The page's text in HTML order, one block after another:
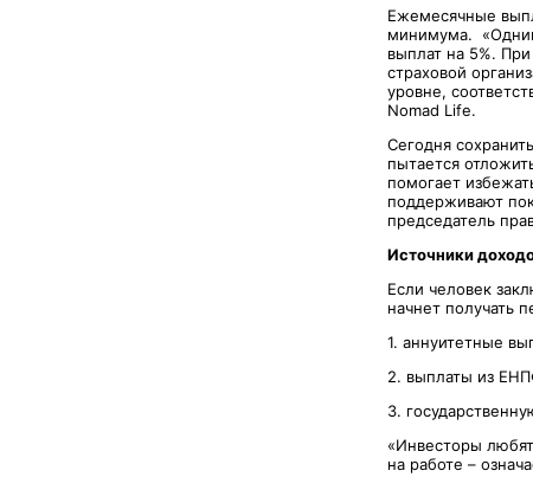
Ежемесячные
минимума.
выплат на 5%.
страховой
уровне,
Nomad Life.
Сегодня
пытается
помогает
поддерживают
председатель
Источники
Если человек
начнет получать
1. аннуитетные
2. выплаты из
3.
«Инвесторы
на работе –